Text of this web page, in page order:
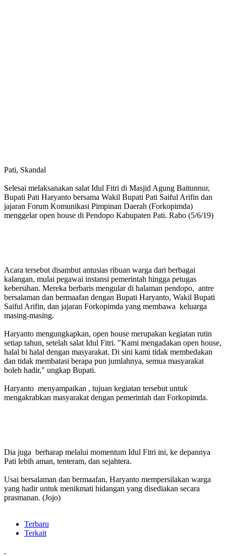
Pati, Skandal
Selesai melaksanakan salat Idul Fitri di Masjid Agung Baitunnur,
Bupati Pati Haryanto bersama Wakil Bupati Pati Saiful Arifin dan
jajaran Forum Komunikasi Pimpinan Daerah (Forkopimda)
menggelar open house di Pendopo Kabupaten Pati. Rabo (5/6/19)
Acara tersebut disambut antusias ribuan warga dari berbagai
kalangan, mulai pegawai instansi pemerintah hingga petugas
kebersihan. Mereka berbaris mengular di halaman pendopo, antre
bersalaman dan bermaafan dengan Bupati Haryanto, Wakil Bupati
Saiful Arifin, dan jajaran Forkopimda yang membawa keluarga
masing-masing.
Haryanto mengungkapkan, open house merupakan kegiatan rutin
setiap tahun, setelah salat Idul Fitri. "Kami mengadakan open house,
halal bi halal dengan masyarakat. Di sini kami tidak membedakan
dan tidak membatasi berapa pun jumlahnya, semua masyarakat
boleh hadir," ungkap Bupati.
Haryanto menyampaikan , tujuan kegiatan tersebut untuk
mengakrabkan masyarakat dengan pemerintah dan Forkopimda.
Dia juga berharap melalui momentum Idul Fitri ini, ke depannya
Pati lebih aman, tenteram, dan sejahtera.
Usai bersalaman dan bermaafan, Haryanto mempersilakan warga
yang hadir untuk menikmati hidangan yang disediakan secara
prasmanan. (Jojo)
Terbaru
Terkait